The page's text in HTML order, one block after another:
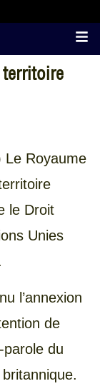
Le Royaume
le Droit
Unies
l’annexion
de
parole du